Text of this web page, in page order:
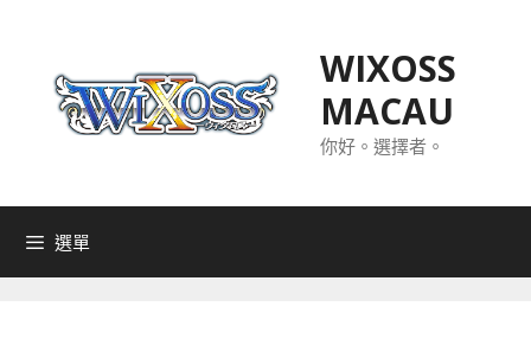
WIXOSS
MACAU
你好。選擇者。
選單